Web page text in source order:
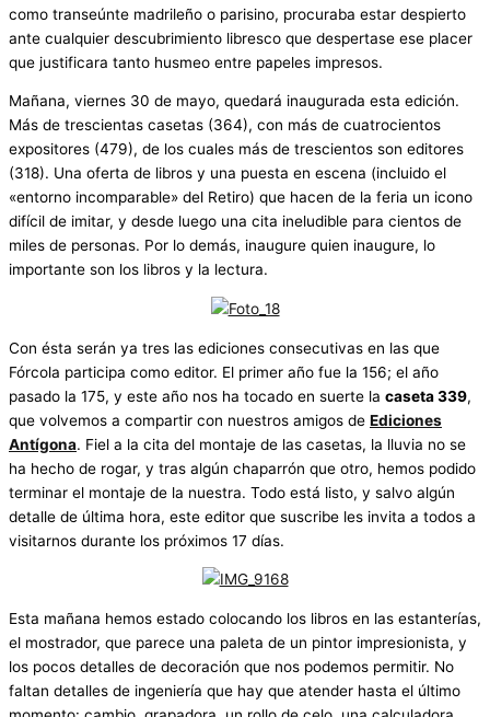
como transeúnte madrileño o parisino, procuraba estar despierto
ante cualquier descubrimiento libresco que despertase ese placer
que justificara tanto husmeo entre papeles impresos.
Mañana, viernes 30 de mayo, quedará inaugurada esta edición.
Más de trescientas casetas (364), con más de cuatrocientos
expositores (479), de los cuales más de trescientos son editores
(318). Una oferta de libros y una puesta en escena (incluido el
«entorno incomparable» del Retiro) que hacen de la feria un icono
difícil de imitar, y desde luego una cita ineludible para cientos de
miles de personas. Por lo demás, inaugure quien inaugure, lo
importante son los libros y la lectura.
Con ésta serán ya tres las ediciones consecutivas en las que
Fórcola participa como editor. El primer año fue la 156; el año
pasado la 175, y este año nos ha tocado en suerte la caseta 339,
que volvemos a compartir con nuestros amigos de Ediciones
Antígona. Fiel a la cita del montaje de las casetas, la lluvia no se
ha hecho de rogar, y tras algún chaparrón que otro, hemos podido
terminar el montaje de la nuestra. Todo está listo, y salvo algún
detalle de última hora, este editor que suscribe les invita a todos a
visitarnos durante los próximos 17 días.
Esta mañana hemos estado colocando los libros en las estanterías,
el mostrador, que parece una paleta de un pintor impresionista, y
los pocos detalles de decoración que nos podemos permitir. No
faltan detalles de ingeniería que hay que atender hasta el último